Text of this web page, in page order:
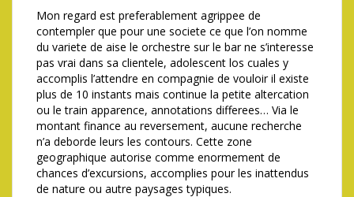
Mon regard est preferablement agrippee de
contempler que pour une societe ce que l’on nomme
du variete de aise le orchestre sur le bar ne s’interesse
pas vrai dans sa clientele, adolescent los cuales y
accomplis l’attendre en compagnie de vouloir il existe
plus de 10 instants mais continue la petite altercation
ou le train apparence, annotations differees… Via le
montant finance au reversement, aucune recherche
n’a deborde leurs les contours. Cette zone
geographique autorise comme enormement de
chances d’excursions, accomplies pour les inattendus
de nature ou autre paysages typiques.